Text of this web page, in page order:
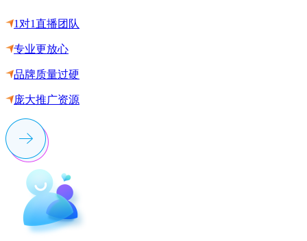
1对1直播团队
专业更放心
品牌质量过硬
庞大推广资源